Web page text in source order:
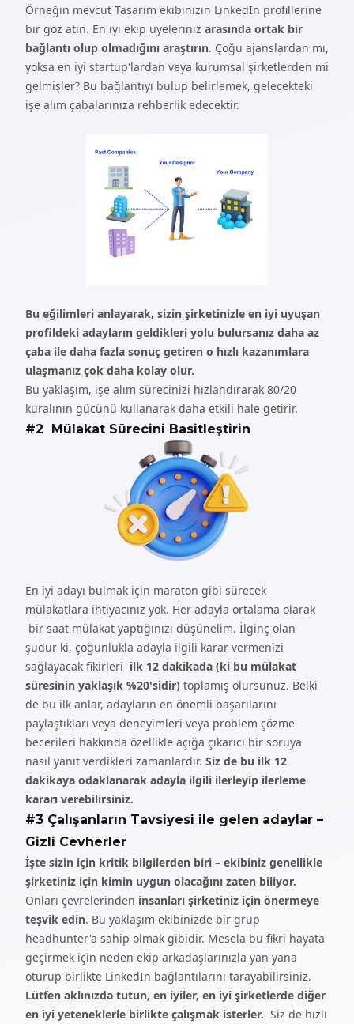
Örneğin mevcut Tasarım ekibinizin LinkedIn profillerine
bir göz atın. En iyi ekip üyeleriniz arasında ortak bir
bağlantı olup olmadığını araştırın. Çoğu ajanslardan mı,
yoksa en iyi startup'lardan veya kurumsal şirketlerden mi
gelmişler? Bu bağlantıyı bulup belirlemek, gelecekteki
işe alım çabalarınıza rehberlik edecektir.
Bu eğilimleri anlayarak, sizin şirketinizle en iyi uyuşan
profildeki adayların geldikleri yolu bulursanız daha az
çaba ile daha fazla sonuç getiren o hızlı kazanımlara
ulaşmanız çok daha kolay olur.
Bu yaklaşım, işe alım sürecinizi hızlandırarak 80/20
kuralının gücünü kullanarak daha etkili hale getirir.
#2 Mülakat Sürecini Basitleştirin
En iyi adayı bulmak için maraton gibi sürecek
mülakatlara ihtiyacınız yok. Her adayla ortalama olarak
bir saat mülakat yaptığınızı düşünelim. İlginç olan
şudur ki, çoğunlukla adayla ilgili karar vermenizi
sağlayacak fikirleri ilk 12 dakikada (ki bu mülakat
süresinin yaklaşık %20'sidir) toplamış olursunuz. Belki
de bu ilk anlar, adayların en önemli başarılarını
paylaştıkları veya deneyimleri veya problem çözme
becerileri hakkında özellikle açığa çıkarıcı bir soruya
nasıl yanıt verdikleri zamanlardır. Siz de bu ilk 12
dakikaya odaklanarak adayla ilgili ilerleyip ilerleme
kararı verebilirsiniz.
#3 Çalışanların Tavsiyesi ile gelen adaylar –
Gizli Cevherler
İşte sizin için kritik bilgilerden biri – ekibiniz genellikle
şirketiniz için kimin uygun olacağını zaten biliyor.
Onları çevrelerinden insanları şirketiniz için önermeye
teşvik edin. Bu yaklaşım ekibinizde bir grup
headhunter'a sahip olmak gibidir. Mesela bu fikri hayata
geçirmek için neden ekip arkadaşlarınızla yan yana
oturup birlikte LinkedIn bağlantılarını tarayabilirsiniz.
Lütfen aklınızda tutun, en iyiler, en iyi şirketlerde diğer
en iyi yeteneklerle birlikte çalışmak isterler. Siz de hızlı